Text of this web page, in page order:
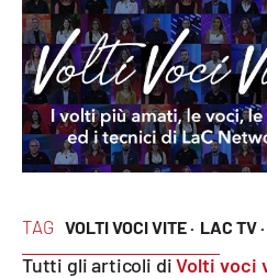
Catanzaro
Crotone
Vibo Valentia
Cosenza
TAG VOLTI VOCI VITE · LAC TV ·
Tutti gli articoli diVolti voci